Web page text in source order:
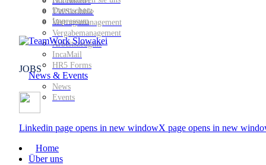
TWSkribble
Vertragsmanagement
Vergabemanagement
Arbeitszeugnis
IncaMail
HR5 Forms
News & Events
News
Events
Datenschutz
Impressum
JOBS
Linkedin page opens in new windowX page opens in new
Home
Über uns